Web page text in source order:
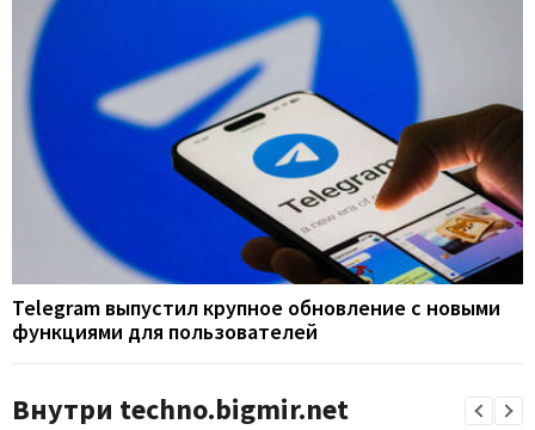
Telegram выпустил крупное обновление с новыми
функциями для пользователей
Внутри techno.bigmir.net